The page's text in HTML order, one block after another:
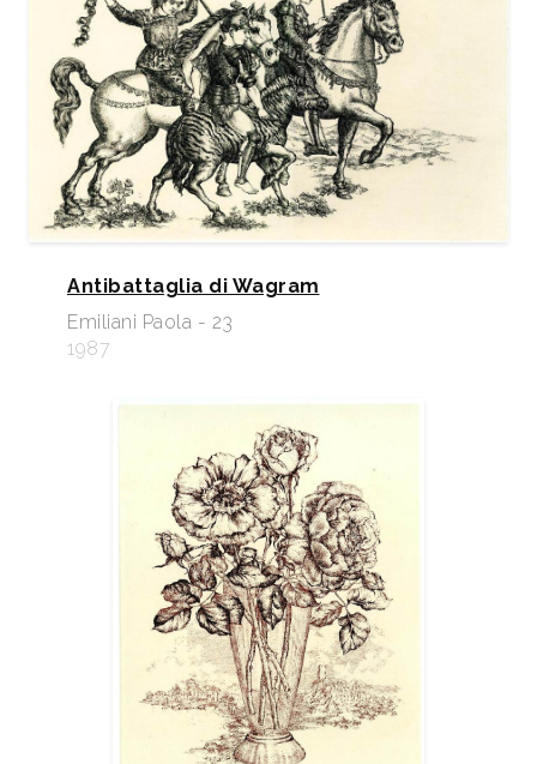
Antibattaglia di Wagram
Emiliani Paola - 23
1987